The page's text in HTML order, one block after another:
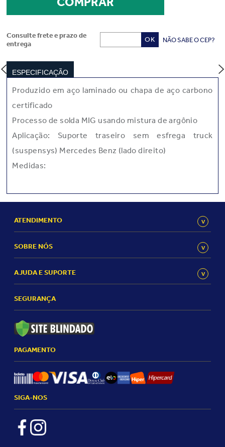
Consulte frete e prazo de
entrega
NÃO SABE O CEP?
ESPECIFICAÇÃO
Produzido em aço laminado ou chapa de aço carbono
certificado
Processo de solda MIG usando mistura de argônio
Aplicação: Suporte traseiro sem esfrega truck
(suspensys) Mercedes Benz (lado direito)
Medidas:
ATENDIMENTO
SOBRE NÓS
AJUDA E SUPORTE
SEGURANÇA
PAGAMENTO
SIGA-NOS